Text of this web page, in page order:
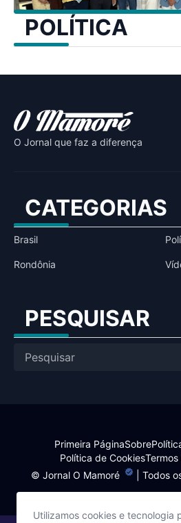
POLÍTICA
O Jornal que faz a diferença
CATEGORIAS
Brasil
Rondônia
PESQUISAR
© Jornal O Mamoré | Todos
Primeira PáginaSobre
Política de Cookies
Utilizamos cookies e tecnologia